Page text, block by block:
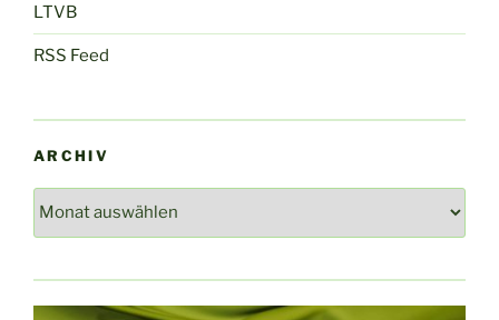
LTVB
RSS Feed
ARCHIV